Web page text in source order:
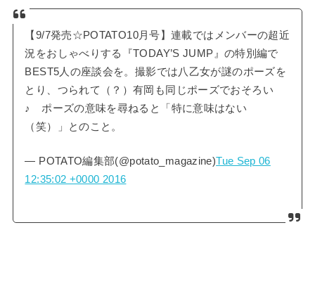
【9/7発売☆POTATO10月号】連載ではメンバーの超近
況をおしゃべりする『TODAY’S JUMP』の特別編で
BEST5人の座談会を。撮影では八乙女が謎のポーズを
とり、つられて（？）有岡も同じポーズでおそろい
♪ ポーズの意味を尋ねると「特に意味はない
（笑）」とのこと。
— POTATO編集部(@potato_magazine)Tue Sep 06
12:35:02 +0000 2016